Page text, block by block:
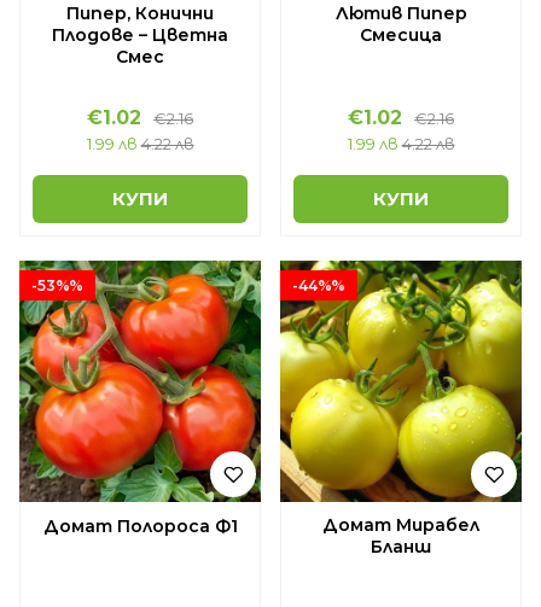
Пипер, Конични
Плодове – Цветна
Смес
€1.02
€2.16
1.99 лв 4.22 лв
КУПИ
Лютив Пипер
Смесица
€1.02
€2.16
1.99 лв 4.22 лв
КУПИ
-53%%
Домат Полороса Ф1
-44%%
Домат Мирабел
Бланш